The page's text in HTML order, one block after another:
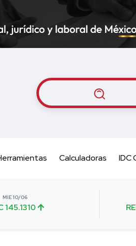
Calculadoras IDC
MIE 10/06
145.1310